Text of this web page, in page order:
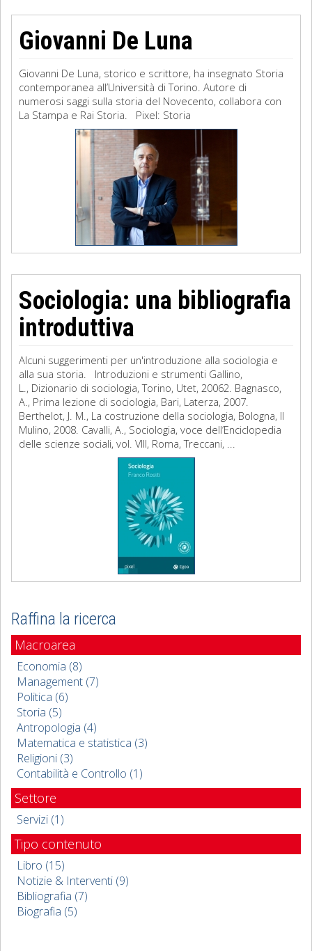
Giovanni De Luna
Giovanni De Luna, storico e scrittore, ha insegnato Storia
contemporanea all’Università di Torino. Autore di
numerosi saggi sulla storia del Novecento, collabora con
La Stampa e Rai Storia. Pixel: Storia
Sociologia: una bibliografia
introduttiva
Alcuni suggerimenti per un'introduzione alla sociologia e
alla sua storia. Introduzioni e strumenti Gallino,
L., Dizionario di sociologia, Torino, Utet, 20062. Bagnasco,
A., Prima lezione di sociologia, Bari, Laterza, 2007.
Berthelot, J. M., La costruzione della sociologia, Bologna, Il
Mulino, 2008. Cavalli, A., Sociologia, voce dell’Enciclopedia
delle scienze sociali, vol. VIII, Roma, Treccani, ...
Raffina la ricerca
Macroarea
Economia (8)
Management (7)
Politica (6)
Storia (5)
Antropologia (4)
Matematica e statistica (3)
Religioni (3)
Contabilità e Controllo (1)
Settore
Servizi (1)
Tipo contenuto
Libro (15)
Notizie & Interventi (9)
Bibliografia (7)
Biografia (5)